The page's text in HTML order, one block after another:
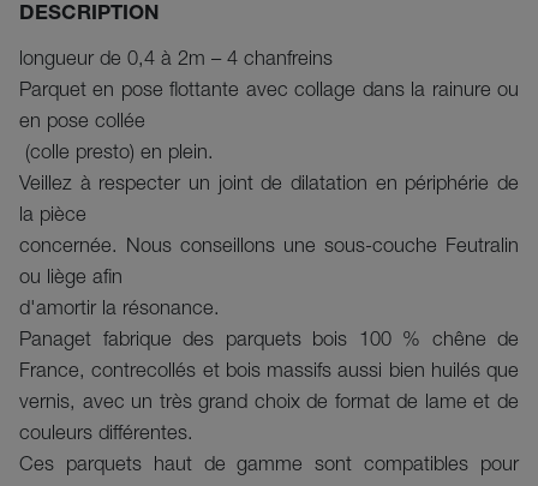
DESCRIPTION
longueur de 0,4 à 2m – 4 chanfreins
Parquet en pose flottante avec collage dans la rainure ou
en pose collée
Veillez à respecter un joint de dilatation en périphérie de
la pièce
concernée. Nous conseillons une sous-couche Feutralin
ou liège afin
d'amortir la résonance.
Panaget fabrique des parquets bois 100 % chêne de
France, contrecollés et bois massifs aussi bien huilés que
vernis, avec un très grand choix de format de lame et de
couleurs différentes.
Ces parquets haut de gamme sont compatibles pour